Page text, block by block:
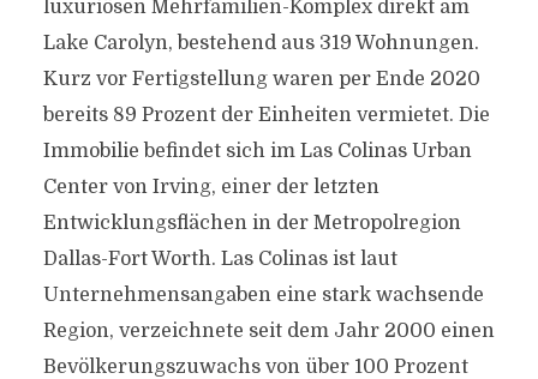
luxuriösen Mehrfamilien-Komplex direkt am
Lake Carolyn, bestehend aus 319 Wohnungen.
Kurz vor Fertigstellung waren per Ende 2020
bereits 89 Prozent der Einheiten vermietet. Die
Immobilie befindet sich im Las Colinas Urban
Center von Irving, einer der letzten
Entwicklungsflächen in der Metropolregion
Dallas-Fort Worth. Las Colinas ist laut
Unternehmensangaben eine stark wachsende
Region, verzeichnete seit dem Jahr 2000 einen
Bevölkerungszuwachs von über 100 Prozent